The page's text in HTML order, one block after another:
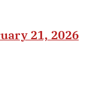
21, 2026